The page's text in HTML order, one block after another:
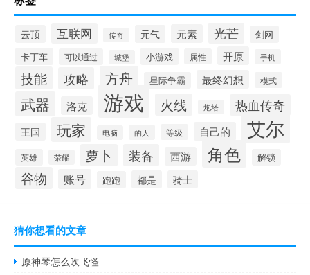
云顶 互联网 传奇 元气 元素 光芒
剑网
卡丁车
可以通过 城堡 小游戏 属性 开原 手机
技能 攻略 方舟 星际争霸 最终幻想 模式
武器 洛克 游戏 火线 炮塔 热血传奇
王国 玩家 电脑 的人 等级 自己的 艾尔
英雄 荣耀 萝卜 装备 西游 角色 解锁
谷物 账号 跑跑 都是 骑士
猜你想看的文章
原神琴怎么吹飞怪